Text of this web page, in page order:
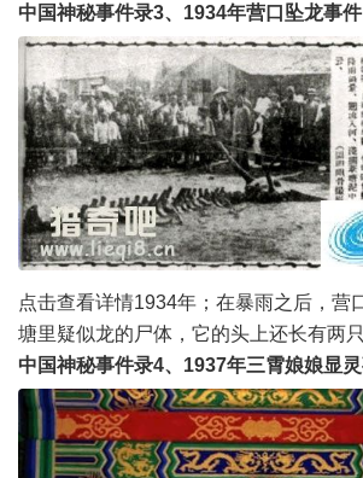
中国神秘事件录3、1934年营口坠龙事件
点击查看详情1934年；在暴雨之后，营
塘里疑似龙的尸体，它的头上还长有两只
中国神秘事件录4、1937年三霄娘娘显